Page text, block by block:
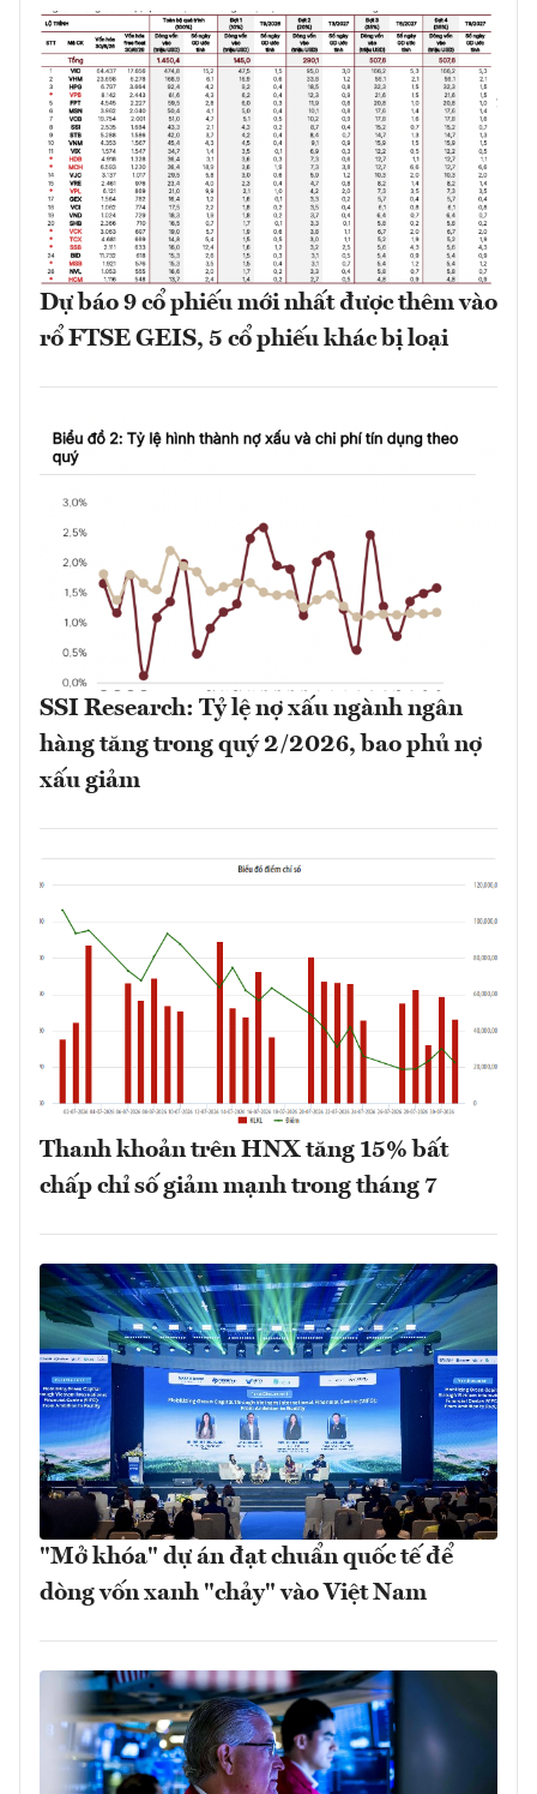
Dự báo 9 cổ phiếu mới nhất được thêm vào
rổ FTSE GEIS, 5 cổ phiếu khác bị loại
SSI Research: Tỷ lệ nợ xấu ngành ngân
hàng tăng trong quý 2/2026, bao phủ nợ
xấu giảm
Thanh khoản trên HNX tăng 15% bất
chấp chỉ số giảm mạnh trong tháng 7
"Mở khóa" dự án đạt chuẩn quốc tế để
dòng vốn xanh "chảy" vào Việt Nam